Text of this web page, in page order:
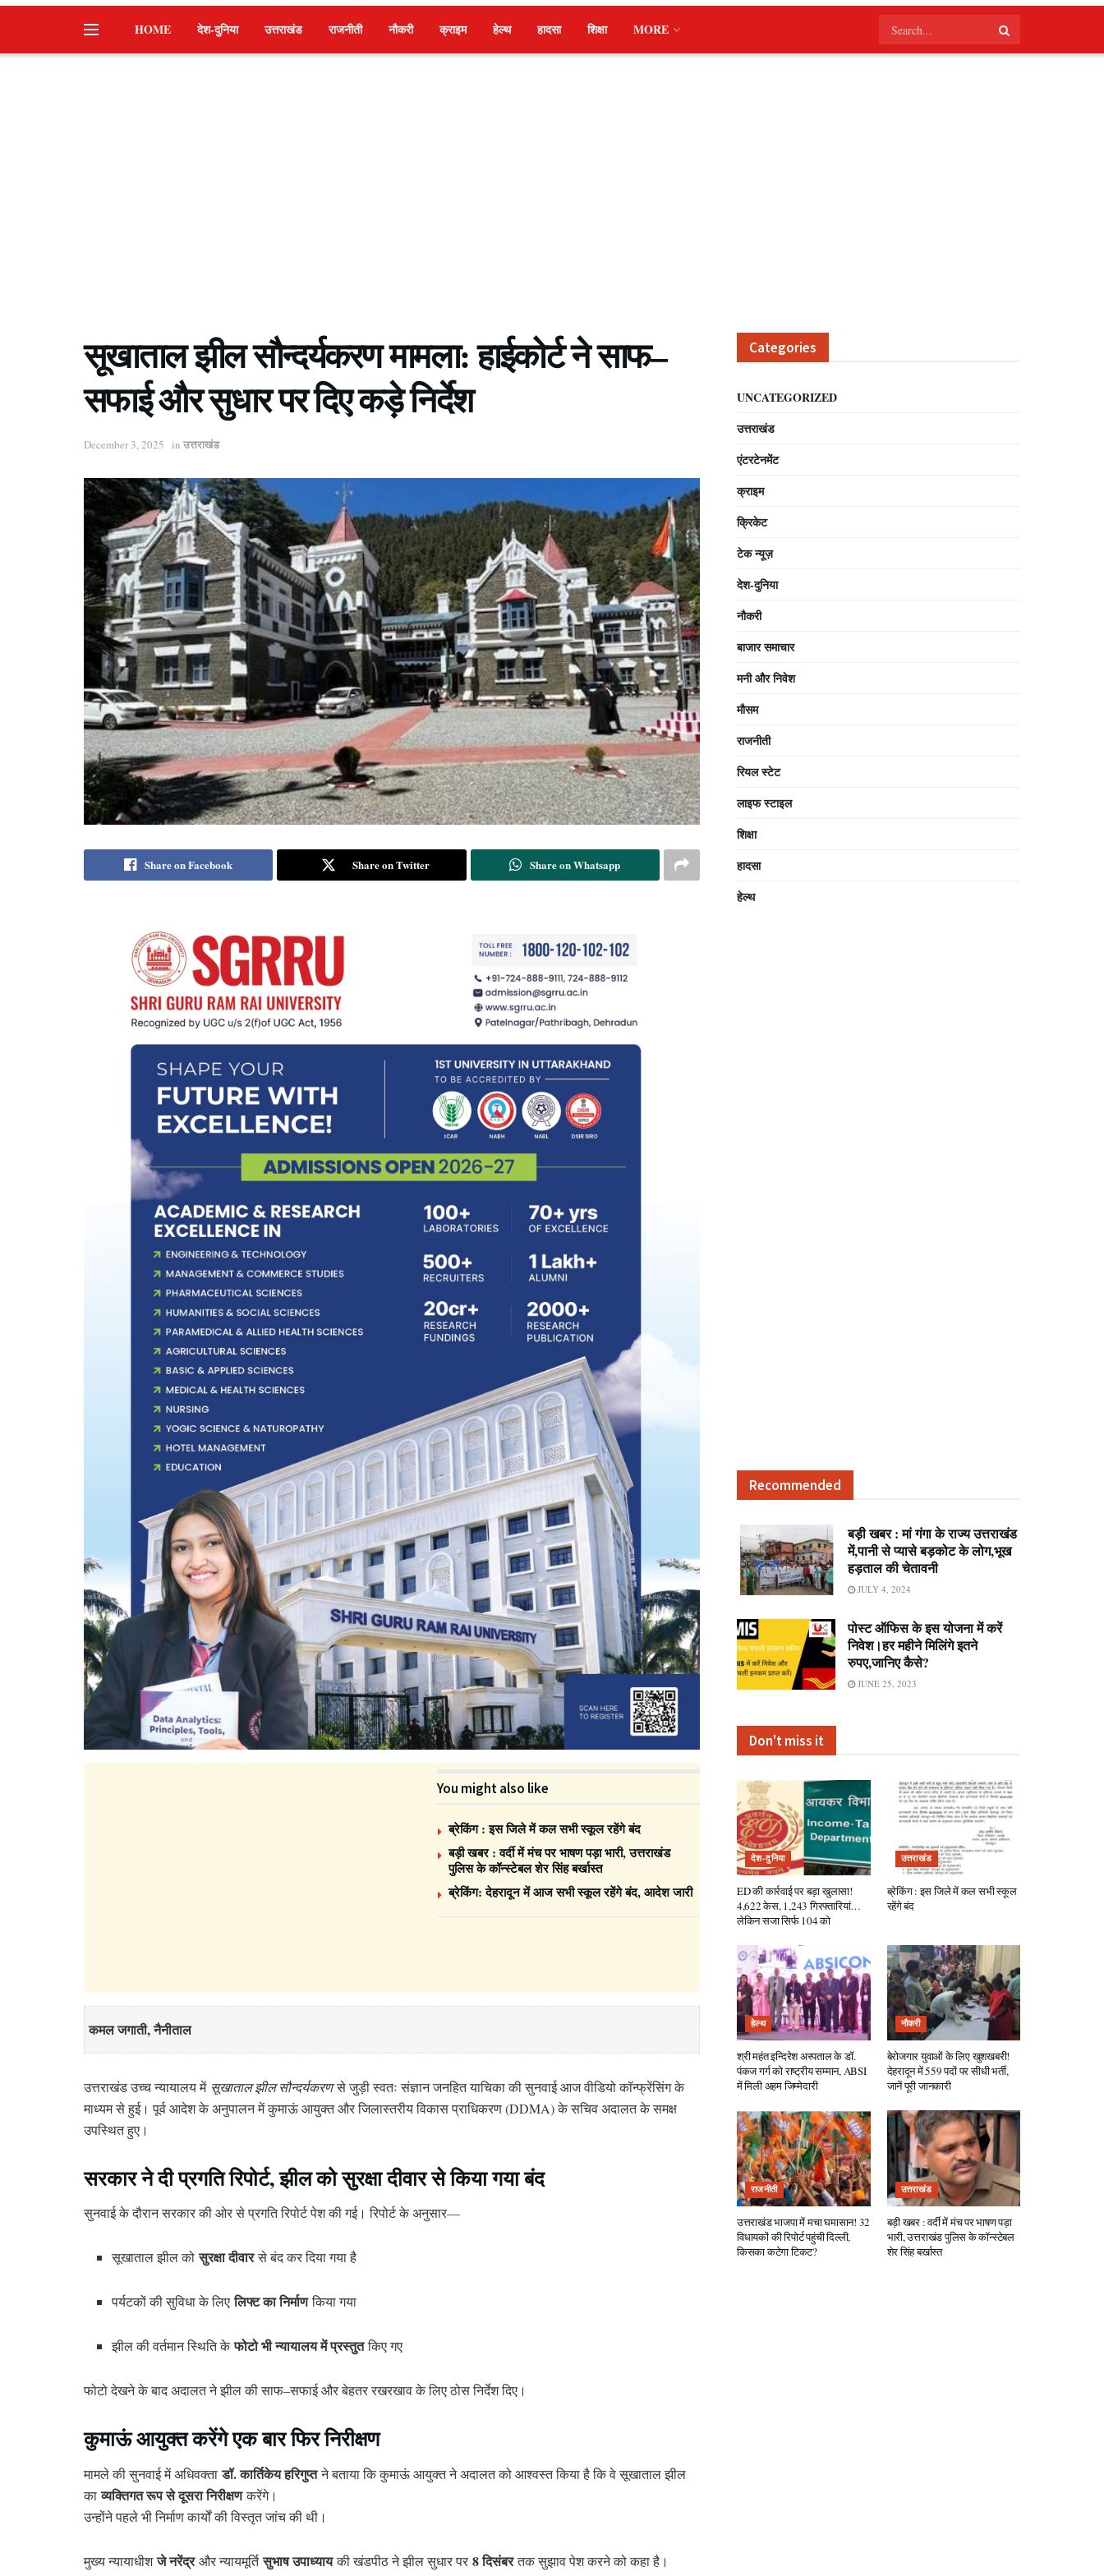
HOME देश-दुनिया उत्तराखंड राजनीती नौकरी क्राइम हेल्थ हादसा शिक्षा MORE
सूखाताल झील सौन्दर्यकरण मामला: हाईकोर्ट ने साफ–
सफाई और सुधार पर दिए कड़े निर्देश
December 3, 2025 in उत्तराखंड
Share on Facebook Share on Twitter Share on Whatsapp
You might also like
ब्रेकिंग : इस जिले में कल सभी स्कूल रहेंगे बंद
बड़ी खबर : वर्दी में मंच पर भाषण पड़ा भारी, उत्तराखंड
पुलिस के कॉन्स्टेबल शेर सिंह बर्खास्त
ब्रेकिंग: देहरादून में आज सभी स्कूल रहेंगे बंद, आदेश जारी
कमल जगाती, नैनीताल
उत्तराखंड उच्च न्यायालय में सूखाताल झील सौन्दर्यकरणसे जुड़ी स्वतः संज्ञान जनहित याचिका की सुनवाई आज वीडियो कॉन्फ्रेंसिंग के
माध्यम से हुई। पूर्व आदेश के अनुपालन में कुमाऊं आयुक्त और जिलास्तरीय विकास प्राधिकरण (DDMA) के सचिव अदालत के समक्ष
उपस्थित हुए।
सरकार ने दी प्रगति रिपोर्ट, झील को सुरक्षा दीवार से किया गया बंद
सुनवाई के दौरान सरकार की ओर से प्रगति रिपोर्ट पेश की गई। रिपोर्ट के अनुसार—
सूखाताल झील कोसुरक्षा दीवारसे बंद कर दिया गया है
पर्यटकों की सुविधा के लिएलिफ्ट का निर्माणकिया गया
झील की वर्तमान स्थिति केफोटो भी न्यायालय में प्रस्तुतकिए गए
फोटो देखने के बाद अदालत ने झील की साफ–सफाई और बेहतर रखरखाव के लिए ठोस निर्देश दिए।
कुमाऊं आयुक्त करेंगे एक बार फिर निरीक्षण
मामले की सुनवाई में अधिवक्ताडॉ. कार्तिकेय हरिगुप्तने बताया कि कुमाऊं आयुक्त ने अदालत को आश्वस्त किया है कि वे सूखाताल झील
काव्यक्तिगत रूप से दूसरा निरीक्षणकरेंगे।
उन्होंने पहले भी निर्माण कार्यों की विस्तृत जांच की थी।
मुख्य न्यायाधीशजे नरेंद्रऔर न्यायमूर्तिसुभाष उपाध्यायकी खंडपीठ ने झील सुधार पर 8 दिसंबरतक सुझाव पेश करने को कहा है।
Categories
UNCATEGORIZED
उत्तराखंड
एंटरटेनमेंट
क्राइम
क्रिकेट
टेक न्यूज़
देश-दुनिया
नौकरी
बाजार समाचार
मनी और निवेश
मौसम
राजनीती
रियल स्टेट
लाइफ स्टाइल
शिक्षा
हादसा
हेल्थ
Recommended
बड़ी खबर : मां गंगा के राज्य उत्तराखंड
में,पानी से प्यासे बड़कोट के लोग,भूख
हड़ताल की चेतावनी
JULY 4, 2024
पोस्ट ऑफिस के इस योजना में करें
निवेश।हर महीने मिलिंगे इतने
रुपए,जानिए कैसे?
JUNE 25, 2023
Don't miss it
देश-दुनिया
ED की कार्रवाई पर बड़ा खुलासा!
4,622 केस, 1,243 गिरफ्तारियां…
लेकिन सजा सिर्फ 104 को
उत्तराखंड
ब्रेकिंग : इस जिले में कल सभी स्कूल
रहेंगे बंद
हेल्थ
श्री महंत इन्दिरेश अस्पताल के डॉ.
पंकज गर्ग को राष्ट्रीय सम्मान, ABSI
में मिली अहम जिम्मेदारी
नौकरी
बेरोजगार युवाओं के लिए खुशखबरी!
देहरादून में 559 पदों पर सीधी भर्ती,
जानें पूरी जानकारी
राजनीती
उत्तराखंड भाजपा में मचा घमासान! 32
विधायकों की रिपोर्ट पहुंची दिल्ली,
किसका कटेगा टिकट?
उत्तराखंड
बड़ी खबर : वर्दी में मंच पर भाषण पड़ा
भारी, उत्तराखंड पुलिस के कॉन्स्टेबल
शेर सिंह बर्खास्त